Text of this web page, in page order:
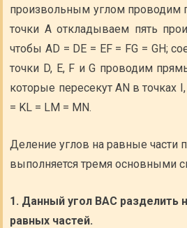
произвольным углом проводим
точки А откладываем пять
чтобы AD = DE = EF = FG = GH;
точки D, Е, F и G проводим
которые пересекут AN в точках
= KL = LM = MN.
Деление углов на равные части
выполняется тремя основными
1. Данный угол ВАС разделить
равных частей.